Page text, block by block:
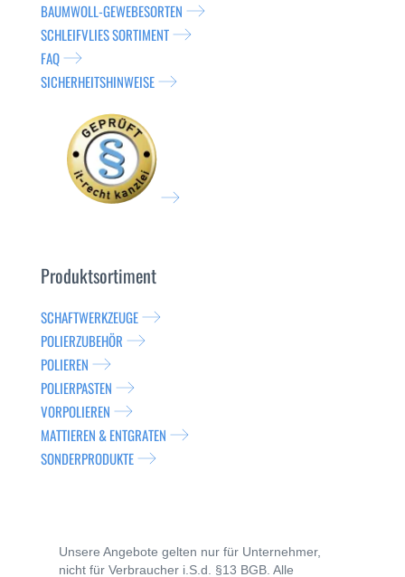
BAUMWOLL-GEWEBESORTEN
SCHLEIFVLIES SORTIMENT
FAQ
SICHERHEITSHINWEISE
Produktsortiment
SCHAFTWERKZEUGE
POLIERZUBEHÖR
POLIEREN
POLIERPASTEN
VORPOLIEREN
MATTIEREN & ENTGRATEN
SONDERPRODUKTE
Unsere Angebote gelten nur für Unternehmer,
nicht für Verbraucher i.S.d. §13 BGB. Alle